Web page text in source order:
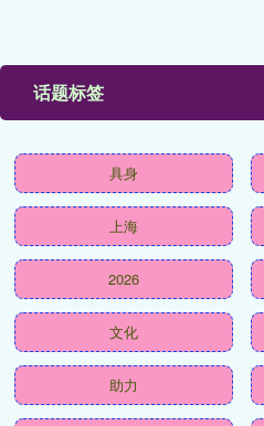
话题标签
具身
上海
2026
文化
助力